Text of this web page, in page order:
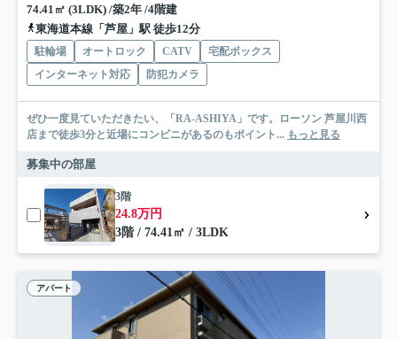
74.41㎡ (3LDK) /築2年 /4階建
東海道本線「芦屋」駅 徒歩12分
駐輪場 オートロック CATV
宅配ボックス
インターネット対応
防犯カメラ
ぜひ一度見ていただきたい、「RA-ASHIYA」です。ローソン 芦屋川西
店まで徒歩3分と近場にコンビニがあるのもポイント... もっと見る
募集中の部屋
3階
24.8万円
3階 / 74.41㎡ / 3LDK
アパート